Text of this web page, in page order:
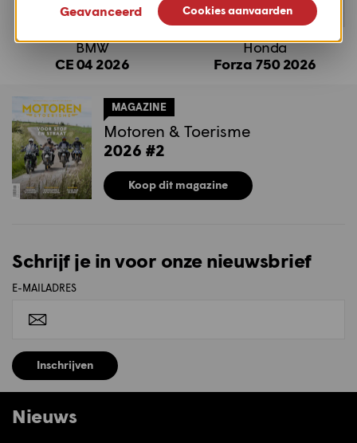
BMW
CE 04 2026
Honda
Forza 750 2026
MAGAZINE
Motoren & Toerisme
2026 #2
Koop dit magazine
Schrijf je in voor onze nieuwsbrief
E-MAILADRES
Inschrijven
Nieuws
Geavanceerd Cookies aanvaarden